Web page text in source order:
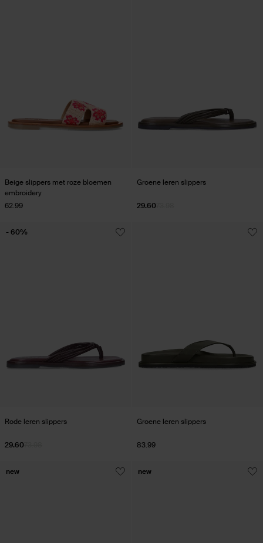
Beige slippers met roze bloemen
embroidery
62.99
Groene leren slippers
29.60
Rode leren slippers
29.60
- 60%
Groene leren slippers
83.99
new new